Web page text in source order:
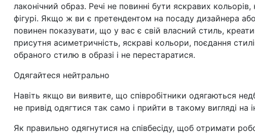
лаконічний образ. Речі не повинні бути яскравих
фігурі. Якщо ж ви є претендентом на посаду дизайнера
повинен показувати, що у вас є свій власний стиль,
присутня асиметричність, яскраві кольори, поєдання
обраного стилю в образі і не перестаратися.
Одягайтеся нейтрально
Навіть якщо ви виявите, що співробітники одягаються
не привід одягтися так само і прийти в такому вигляді
Як правильно одягнутися на співбесіду, щоб отримати